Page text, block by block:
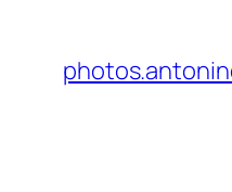
contenu